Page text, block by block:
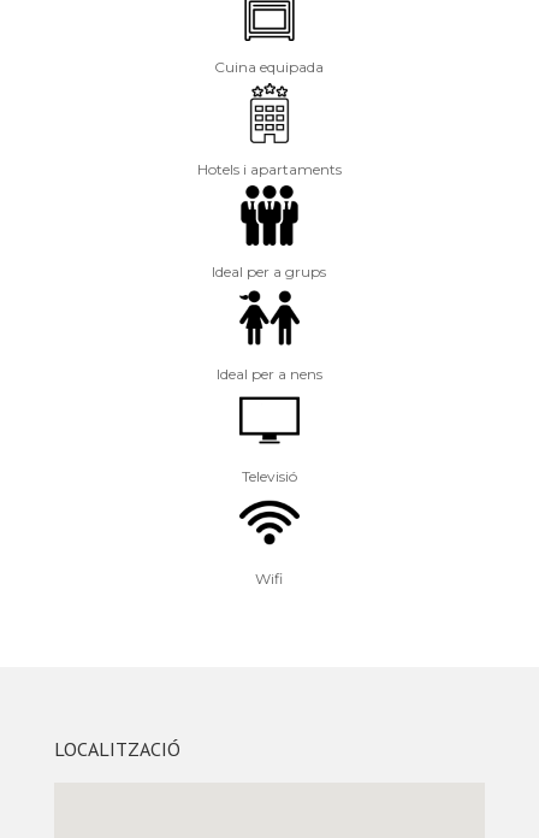
Cuina equipada
Hotels i apartaments
Ideal per a grups
Ideal per a nens
Televisió
Wifi
LOCALITZACIÓ